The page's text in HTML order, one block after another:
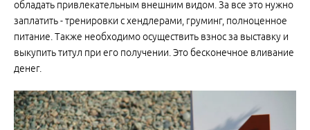
обладать привлекательным внешним видом. За все это нужно
заплатить - тренировки с хендлерами, груминг, полноценное
питание. Также необходимо осуществить взнос за выставку и
выкупить титул при его получении. Это бесконечное вливание
денег.